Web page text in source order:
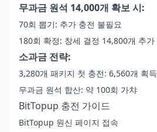
무과금 원석 14,000개 확보 시:
70회 뽑기: 추가 충전 불필요
180회 확정: 창세 결정 14,800개 추가
소과금 전략:
3,280개 패키지 첫 충전: 6,560개 획득
무과금 원석 합산: 약 100회 가챠
BitTopup 충전 가이드
BitTopup 원신 페이지 접속